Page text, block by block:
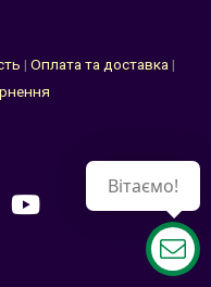
| Оплата та доставка |
Вітаємо!